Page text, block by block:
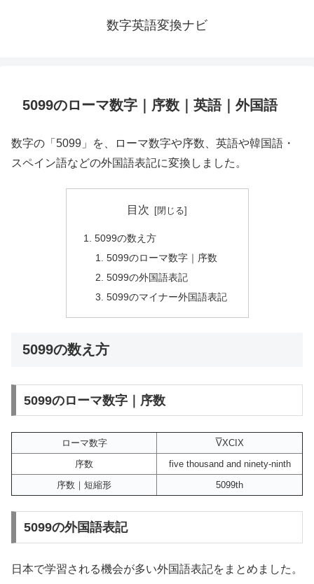
数字英語変換ナビ
5099のローマ数字｜序数｜英語｜外国語
数字の「5099」を、ローマ数字や序数、英語や韓国語・
スペイン語などの外国語表記に変換しました。
目次
5099の数え方
5099のローマ数字｜序数
5099の外国語表記
5099のマイナー外国語表記
5099の数え方
5099のローマ数字｜序数
ローマ数字 VXCIX
序数
five thousand and ninety-ninth
序数｜短縮形
5099th
5099の外国語表記
日本で学習される機会が多い外国語表記をまとめました。